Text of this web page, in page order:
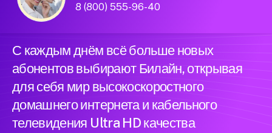
8 (800) 555-96-40
Липецк
С каждым днём всё больше новых
абонентов выбирают Билайн, открывая
для себя мир высокоскоростного
домашнего интернета и кабельного
телевидения Ultra HD качества